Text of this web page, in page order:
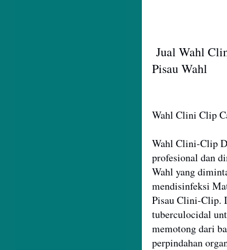
Jual Wahl
Pisau Wahl
Wahl Clini Clip
Wahl Clini-Clip
profesional dan
Wahl yang
mendisinfeksi
Pisau Clini-Clip.
tuberculocidal
memotong dari
perpindahan